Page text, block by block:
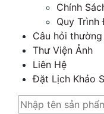
Chính
Quy Trình
Câu hỏi
Thư Viện Ảnh
Liên Hệ
Đặt Lịch Khảo